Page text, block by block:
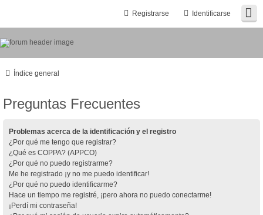
Identificarse
Registrarse
Índice general
Preguntas Frecuentes
Problemas acerca de la identificación y el registro
¿Por qué me tengo que registrar?
¿Qué es COPPA? (APPCO)
¿Por qué no puedo registrarme?
Me he registrado ¡y no me puedo identificar!
¿Por qué no puedo identificarme?
Hace un tiempo me registré, ¡pero ahora no puedo conectarme!
¡Perdí mi contraseña!